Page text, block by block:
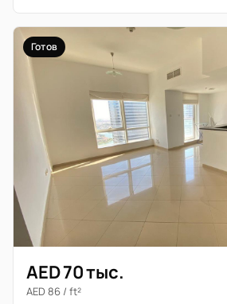
Готов
AED 70 тыс.
AED 86 / ft²